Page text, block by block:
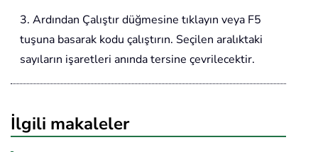
3. Ardından Çalıştır düğmesine tıklayın veya F5
tuşuna basarak kodu çalıştırın. Seçilen aralıktaki
sayıların işaretleri anında tersine çevrilecektir.
İlgili makaleler